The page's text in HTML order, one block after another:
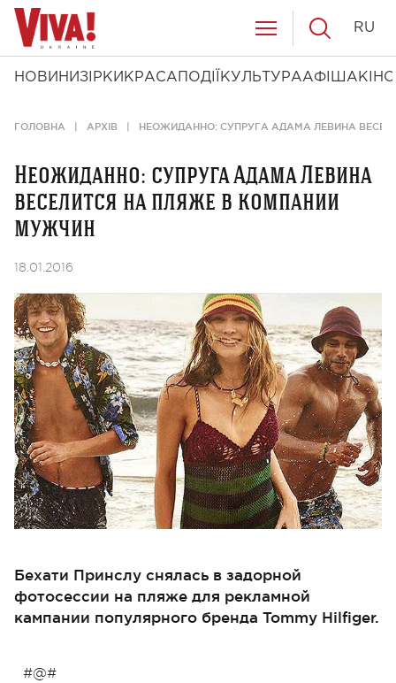
НОВИНИ ЗІРКИ КРАСА ПОДІЇ КУЛЬТУРААФІША КІНО
RU
ГОЛОВНА АРХІВ НЕОЖИДАННО: СУПРУГА АДАМА ЛЕВИНА
Неожиданно: супруга Адама Левина
веселится на пляже в компании
мужчин
18.01.2016
Бехати Принслу снялась в задорной
фотосессии на пляже для рекламной
кампании популярного бренда Tommy Hilfiger.
#@#